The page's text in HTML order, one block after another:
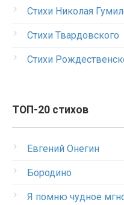
Стихи Николая
Стихи Твардовского
Стихи
ТОП-20 стихов
Евгений Онегин
Бородино
Я помню чудное